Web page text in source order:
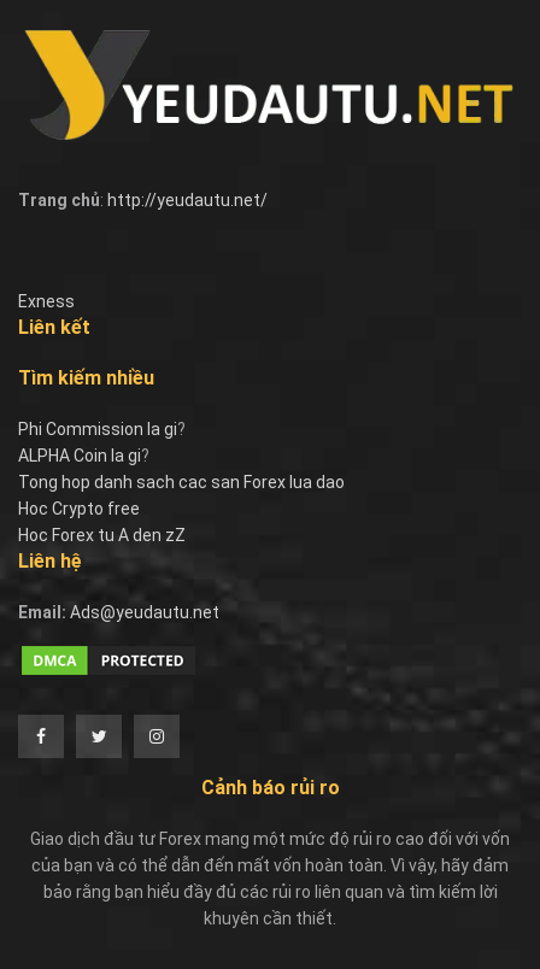
Trang chủ: http://yeudautu.net/
Exness
Liên kết
Tìm kiếm nhiều
Phi Commission la gi?
ALPHA Coin la gi?
Tong hop danh sach cac san Forex lua dao
Hoc Crypto free
Hoc Forex tu A den zZ
Liên hệ
Email: Ads@yeudautu.net
Cảnh báo rủi ro
Giao dịch đầu tư Forex mang một mức độ rủi ro cao đối với vốn
của bạn và có thể dẫn đến mất vốn hoàn toàn. Vì vậy, hãy đảm
bảo rằng bạn hiểu đầy đủ các rủi ro liên quan và tìm kiếm lời
khuyên cần thiết.